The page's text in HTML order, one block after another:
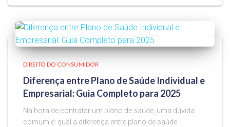
DIREITO DO CONSUMIDOR
Diferença entre Plano de Saúde Individual e
Empresarial: Guia Completo para 2025
Na hora de contratar um plano de saúde, uma dúvida
comum é: qual a diferença entre plano de saúde